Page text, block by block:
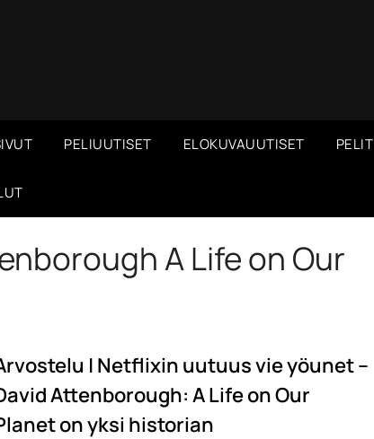
PELIUUTISET ELOKUVAUUTISET PELIT
A Life on Our
| Netflixin uutuus vie yöunet –
Attenborough: A Life on Our
on yksi historian